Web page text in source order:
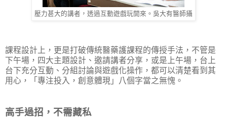
壓力甚大的講者，透過互動遊戲玩開來。吳大有醫師攝
課程設計上，更是打破傳統醫藥護課程的傳授手法，不管是
下午場，四大主題設計、邀請講者分享，或是上午場，台上
台下充分互動、分組討論與遊戲化操作，都可以清楚看到其
用心，「專注投入，創意體現」八個字當之無愧。
高手過招，不需藏私